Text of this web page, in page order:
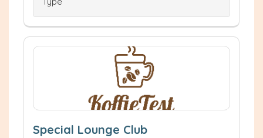
Special Lounge Club